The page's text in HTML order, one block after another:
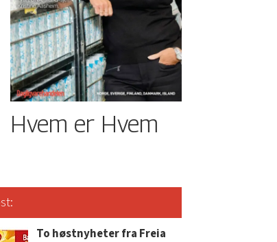
Hvem er Hvem
To høstnyheter fra Freia